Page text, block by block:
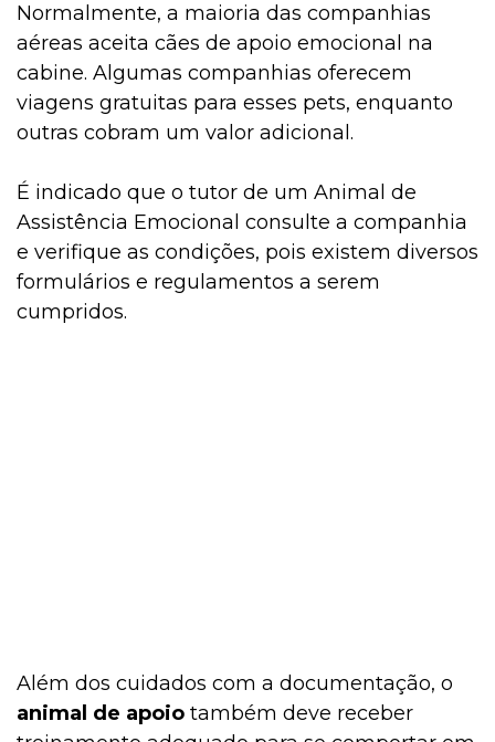
Normalmente, a maioria das companhias
aéreas aceita cães de apoio emocional na
cabine. Algumas companhias oferecem
viagens gratuitas para esses pets, enquanto
outras cobram um valor adicional.
É indicado que o tutor de um Animal de
Assistência Emocional consulte a companhia
e verifique as condições, pois existem diversos
formulários e regulamentos a serem
cumpridos.
Além dos cuidados com a documentação, o
animal de apoio também deve receber